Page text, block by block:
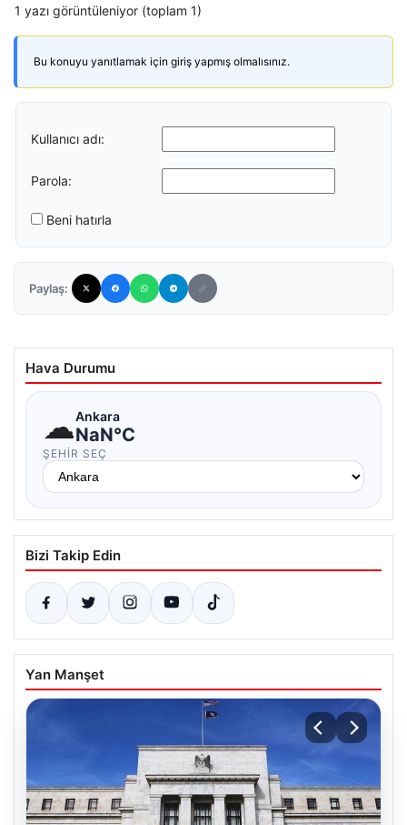
1 yazı görüntüleniyor (toplam 1)
Bu konuyu yanıtlamak için giriş yapmış olmalısınız.
Kullanıcı adı:
Parola:
Beni hatırla
Paylaş:
Hava Durumu
☁Ankara
NaN°C
ŞEHIR SEÇ
Bizi Takip Edin
Yan Manşet